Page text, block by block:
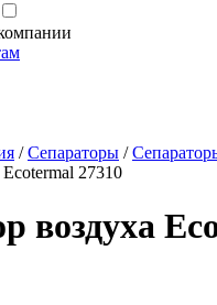
/Сепараторы /
27310
воздуха